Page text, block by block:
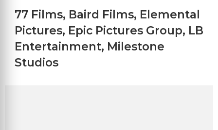
77 Films, Baird Films, Elemental
Pictures, Epic Pictures Group, LB
Entertainment, Milestone
Studios